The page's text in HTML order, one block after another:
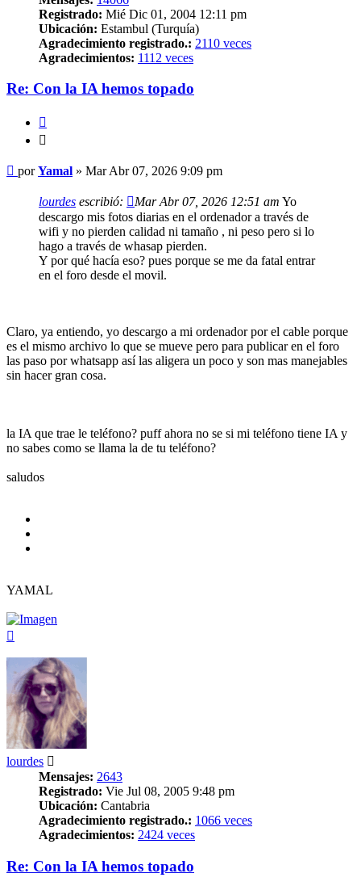
Registrado: Mié Dic 01, 2004 12:11 pm
Ubicación: Estambul (Turquía)
Agradecimiento registrado.: 2110 veces
Agradecimientos: 1112 veces
Re: Con la IA hemos topado
Mensaje
porYamal » Mar Abr 07, 2026 9:09 pm
lourdes escribió: Mar Abr 07, 2026 12:51 am Yo
descargo mis fotos diarias en el ordenador a través de
wifi y no pierden calidad ni tamaño , ni peso pero si lo
hago a través de whasap pierden.
Y por qué hacía eso? pues porque se me da fatal entrar
en el foro desde el movil.
Claro, ya entiendo, yo descargo a mi ordenador por el cable porque
es el mismo archivo lo que se mueve pero para publicar en el foro
las paso por whatsapp así las aligera un poco y son mas manejables
sin hacer gran cosa.
la IA que trae le teléfono? puff ahora no se si mi teléfono tiene IA y
no sabes como se llama la de tu teléfono?
saludos
YAMAL
lourdes
Mensajes: 2643
Registrado: Vie Jul 08, 2005 9:48 pm
Ubicación: Cantabria
Agradecimiento registrado.: 1066 veces
Agradecimientos: 2424 veces
Re: Con la IA hemos topado